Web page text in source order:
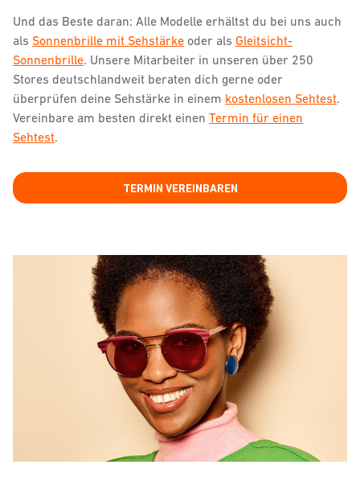
Und das Beste daran: Alle Modelle erhältst du bei uns auch
als Sonnenbrille mit Sehstärke oder als Gleitsicht-
Sonnenbrille . Unsere Mitarbeiter in unseren über 250
Stores deutschlandweit beraten dich gerne oder
überprüfen deine Sehstärke in einem kostenlosen Sehtest
Vereinbare am besten direkt einen Termin für einen
Sehtest
TERMIN VEREINBAREN